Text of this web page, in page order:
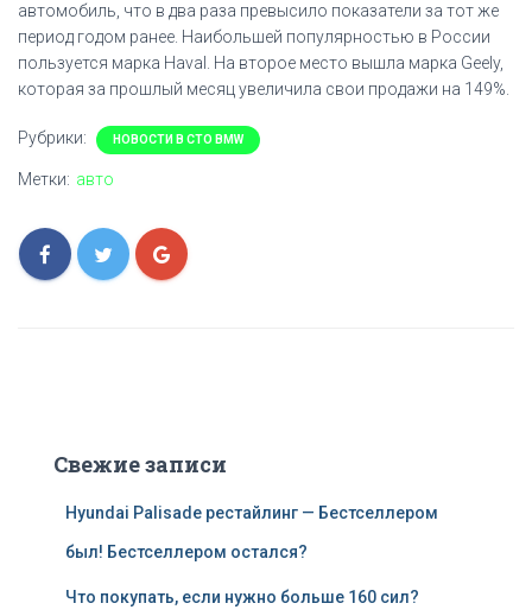
автомобиль, что в два раза превысило показатели за тот же
период годом ранее. Наибольшей популярностью в России
пользуется марка Haval. На второе место вышла марка Geely,
которая за прошлый месяц увеличила свои продажи на 149%.
Рубрики: НОВОСТИ В СТО BMW
Метки: авто
Свежие записи
Hyundai Palisade рестайлинг — Бестселлером
был! Бестселлером остался?
Что покупать, если нужно больше 160 сил?